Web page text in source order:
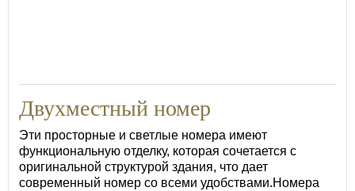
Двухместный номер
Эти просторные и светлые номера имеют
функциональную отделку, которая сочетается с
оригинальной структурой здания, что дает
современный номер со всеми удобствами.Номера